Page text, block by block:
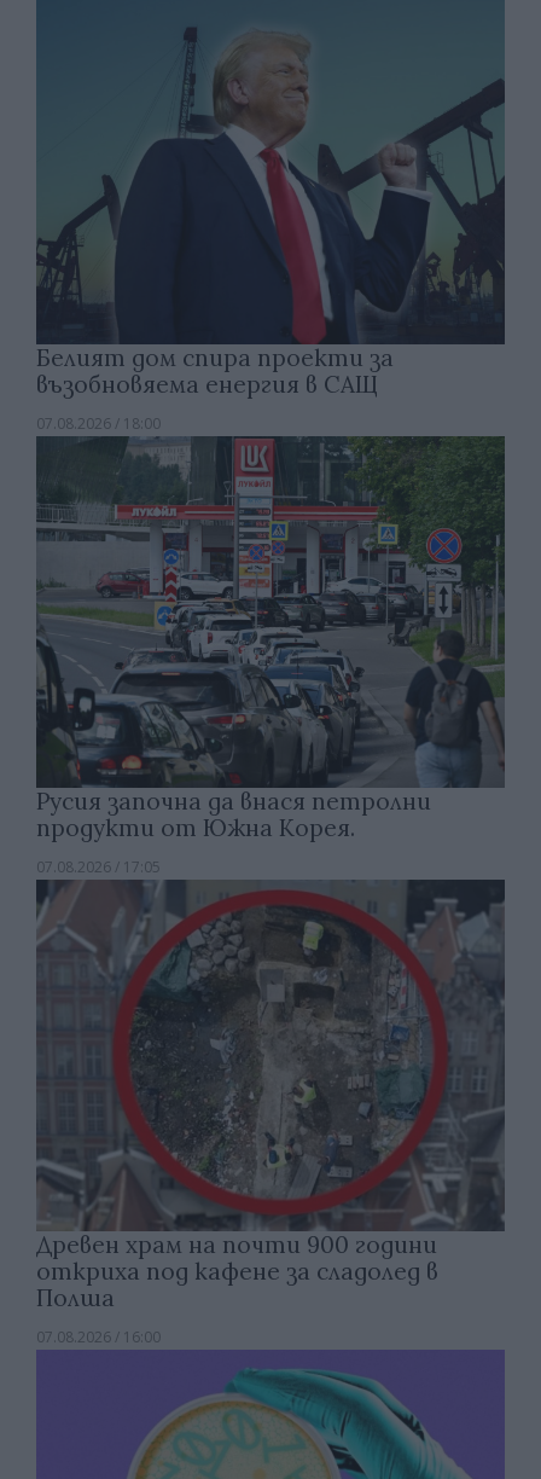
Белият дом спира проекти за
възобновяема енергия в САЩ
07.08.2026 / 18:00
Русия започна да внася петролни
продукти от Южна Корея.
07.08.2026 / 17:05
Древен храм на почти 900 години
откриха под кафене за сладолед в
Полша
07.08.2026 / 16:00